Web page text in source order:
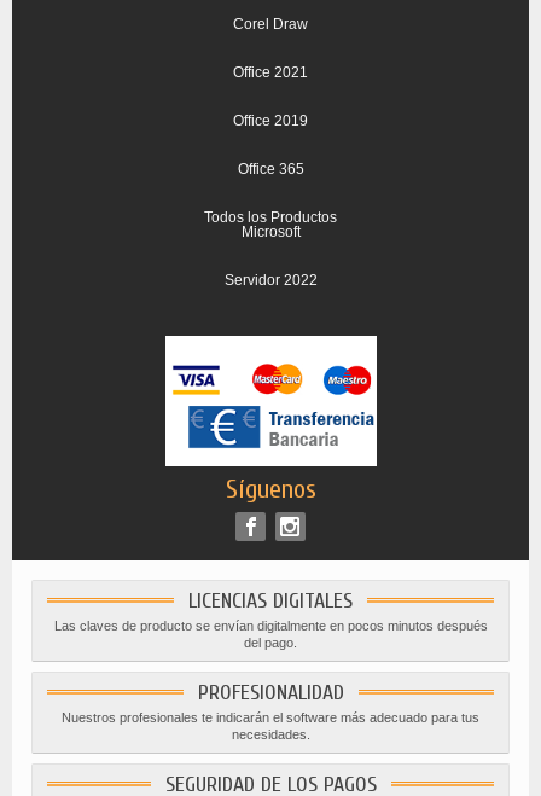
Corel Draw
Office 2021
Office 2019
Office 365
Todos los Productos
Microsoft
Servidor 2022
Síguenos
LICENCIAS DIGITALES
Las claves de producto se envían digitalmente en pocos minutos después
del pago.
PROFESIONALIDAD
Nuestros profesionales te indicarán el software más adecuado para tus
necesidades.
SEGURIDAD DE LOS PAGOS